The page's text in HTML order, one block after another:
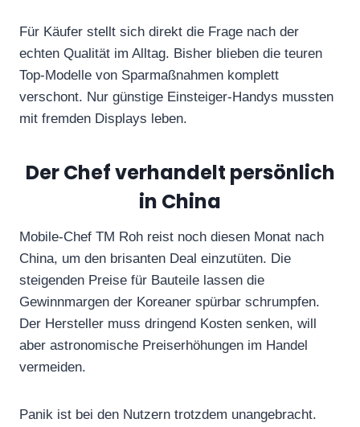
Für Käufer stellt sich direkt die Frage nach der
echten Qualität im Alltag. Bisher blieben die teuren
Top-Modelle von Sparmaßnahmen komplett
verschont. Nur günstige Einsteiger-Handys mussten
mit fremden Displays leben.
Der Chef verhandelt persönlich
in China
Mobile-Chef TM Roh reist noch diesen Monat nach
China, um den brisanten Deal einzutüten. Die
steigenden Preise für Bauteile lassen die
Gewinnmargen der Koreaner spürbar schrumpfen.
Der Hersteller muss dringend Kosten senken, will
aber astronomische Preiserhöhungen im Handel
vermeiden.
Panik ist bei den Nutzern trotzdem unangebracht.